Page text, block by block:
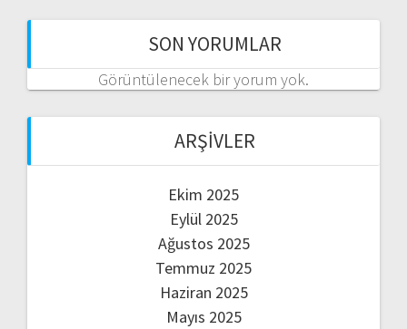
SON YORUMLAR
Görüntülenecek bir yorum yok.
ARŞIVLER
Ekim 2025
Eylül 2025
Ağustos 2025
Temmuz 2025
Haziran 2025
Mayıs 2025